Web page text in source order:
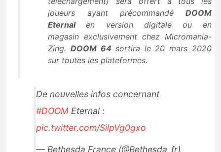
joueurs ayant précommandéDOOM
Eternalen version digitale ou en
magasin exclusivement chez Micromania-
Zing.DOOM 64 sortira le 20 mars 2020
sur toutes les plateformes.
De nouvelles infos concernant
#DOOM Eternal :
pic.twitter.com/SilpVg0gxo
— Bethesda France (@Bethesda_fr)